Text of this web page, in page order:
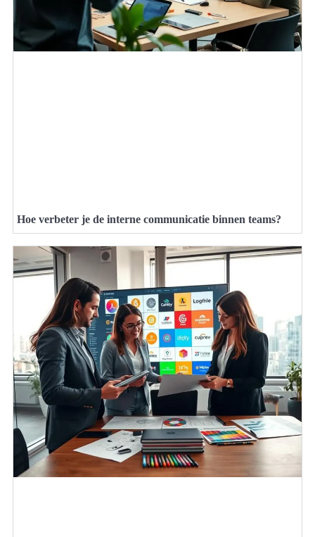
Hoe verbeter je de interne communicatie binnen teams?